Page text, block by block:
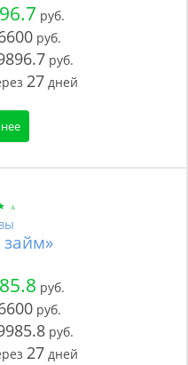
руб.
руб.
руб.
27 дней
руб.
руб.
руб.
27 дней